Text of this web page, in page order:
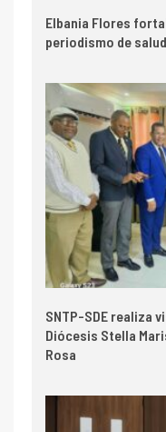
Elbania Flores
periodismo de
SNTP-SDE realiza
Diócesis Stella
Rosa